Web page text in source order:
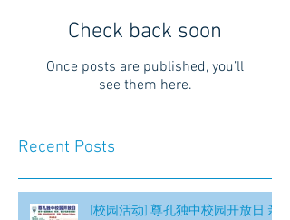
Check back soon
Once posts are published, you’ll
see them here.
Recent Posts
[校园活动] 尊孔独中校园开放日 亲